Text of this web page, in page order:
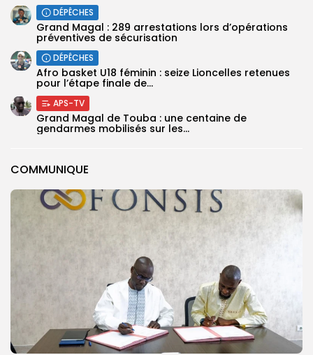
COMMUNIQUE
DÉPÊCHES
Grand Magal : 289 arrestations lors d’opérations
préventives de sécurisation
DÉPÊCHES
‎Afro basket U18 féminin : seize Lioncelles retenues
pour l’étape finale de...
APS-TV
Grand Magal de Touba : une centaine de
gendarmes mobilisés sur les...